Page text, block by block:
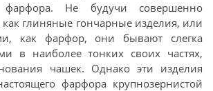
Не будучи совершенно
глиняные гончарные изделия, или
как фарфор, они бывают слегка
в наиболее тонких своих частях,
чашек. Однако эти изделия
фарфора крупнозернистой